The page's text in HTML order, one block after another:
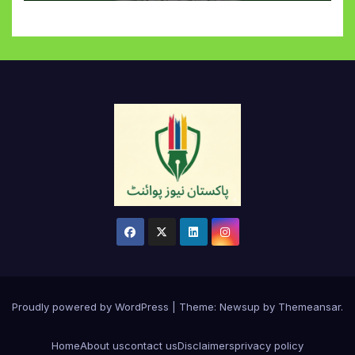
Proudly powered by WordPress Theme: Newsup by Themeansar.
HomeAbout uscontact usDisclaimersprivacy policy